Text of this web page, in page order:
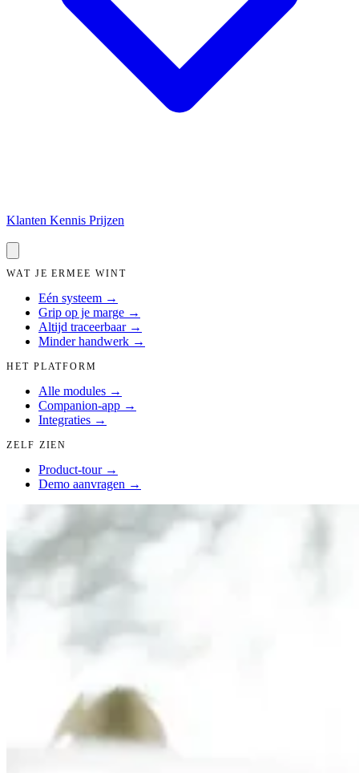
Klanten Kennis Prijzen
WAT JE ERMEE WINT
Eén systeem →
Grip op je marge →
Altijd traceerbaar →
Minder handwerk →
HET PLATFORM
Alle modules →
Companion-app →
Integraties →
ZELF ZIEN
Product-tour →
Demo aanvragen →